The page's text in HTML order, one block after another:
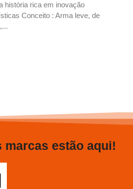
história rica em inovação
Conceito : Arma leve, de
marcas estão aqui!